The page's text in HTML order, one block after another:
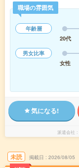
職場の雰囲気
年齢層
20代
男女比率
女性
気になる!
派遣会社
未読 掲載日 2026/08/05